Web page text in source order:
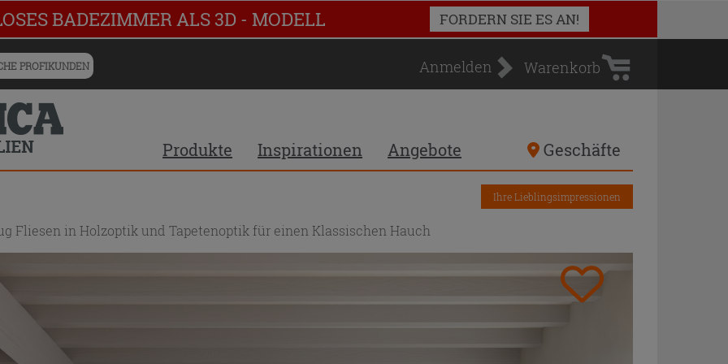
BADEZIMMER ALS 3D - MODELL FORDERN SIE ES AN!
PROFIKUNDEN Anmelden
Warenkorb
Warenkorb
Produkte Inspirationen Angebote Geschäfte
Ihre Lieblingsimpressionen
Fliesen in Holzoptik und Tapetenoptik für einen Klassischen Hauch